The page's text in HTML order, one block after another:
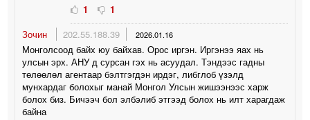
1
1
Зочин
202.55.188.39 2026.01.16
Монголсоод байх юу байхав. Орос иргэн. Иргэнээ яах нь
улсын эрх. АНУ д сурсан гэх нь асуудал. Тэндээс гадны
төлөөлөл агентаар бэлтгэгдэн ирдэг, либглоб үзэлд
мунхардаг болохыг манай Монгол Улсын жишээнээс харж
болох биз. Бичээч бол элбэлиб этгээд болох нь илт харагдаж
байна